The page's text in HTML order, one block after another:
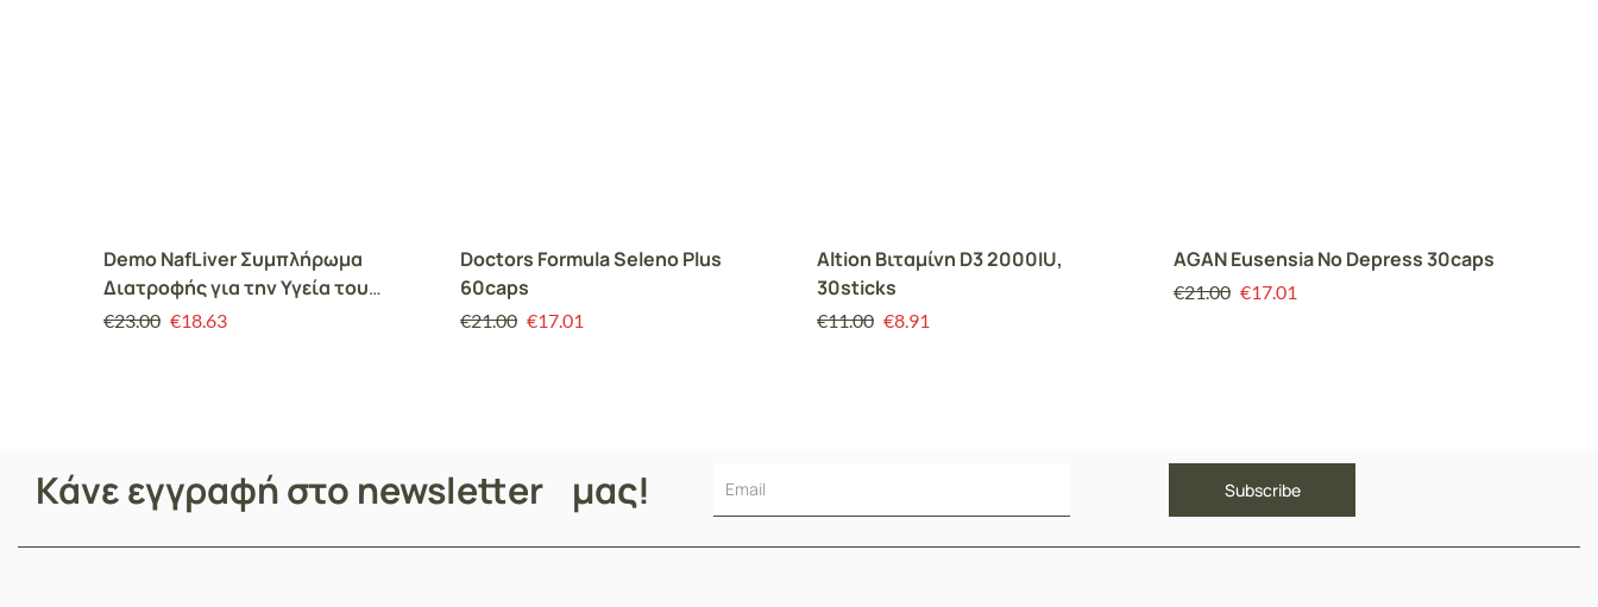
Demo NafLiver Συμπλήρωμα
Διατροφής για την Υγεία του
Ήπατος, 30 Δισκία
€23.00 €18.63
Doctors Formula Seleno Plus
60caps
€21.00 €17.01
Altion Βιταμίνη D3 2000IU,
30sticks
€11.00 €8.91
AGAN Eusensia No Depress 30caps
€21.00 €17.01
Κάνε εγγραφή στο newsletter μας!